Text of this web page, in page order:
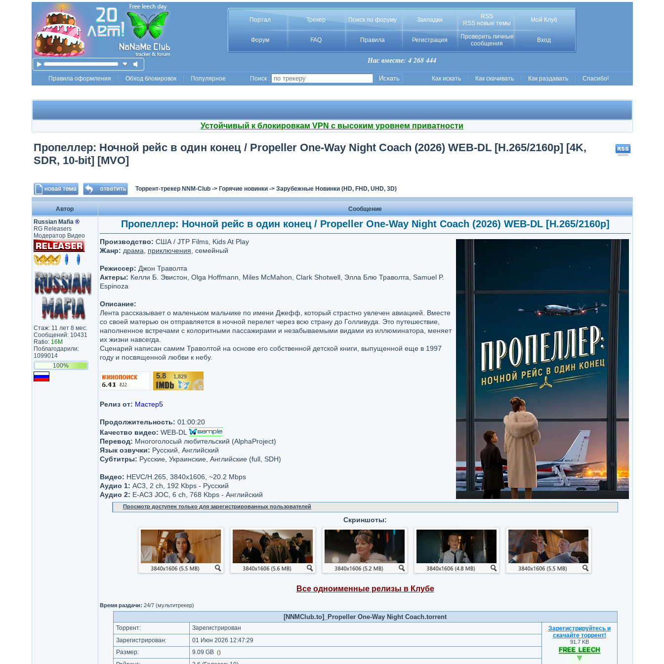
Портал Трекер Поиск по форуму Закладки
RSS
RSS новые темы
Мой Клуб
Форум FAQ Правила Регистрация
Проверить личные
сообщения
Вход
Нас вместе: 4 268 444
Правила оформления Обход блокировок Популярное Поиск : Как искать Как скачивать Как раздавать Спасибо!
Устойчивый к блокировкам VPN с высоким уровнем приватности
Пропеллер: Ночной рейс в один конец / Propeller One-Way Night Coach (2026) WEB-DL [H.265/2160p] [4K,
SDR, 10-bit] [MVO]
Торрент-трекер NNM-Club-> Горячие новинки-> Зарубежные Новинки (HD, FHD, UHD, 3D)
Автор
Сообщение
Russian Mafia ®
RG Releasers
Модератор Видео
Стаж: 11 лет 8 мес.
Сообщений: 10431
Ratio: 16M
Поблагодарили:
1099014
100%
Пропеллер: Ночной рейс в один конец / Propeller One-Way Night Coach (2026) WEB-DL [H.265/2160p]
Производство: США / JTP Films, Kids At Play
Жанр: драма приключения , семейный
Режиссер: Джон Траволта
Актеры: Келли Б. Эвистон, Olga Hoffmann, Miles McMahon, Clark Shotwell, Элла Блю Траволта, Samuel P.
Espinoza
Описание:
Лента рассказывает о маленьком мальчике по имени Джефф, который страстно увлечен авиацией. Вместе
со своей матерью он отправляется в ночной перелет через всю страну до Голливуда. Это путешествие,
наполненное встречами с колоритными пассажирами и незабываемыми видами из иллюминатора, меняет
их жизни навсегда.
Сценарий написан самим Траволтой на основе его собственной детской книги, выпущенной еще в 1997
году и посвященной любви к небу.
5.8/10 1,829
Релиз от: Мастер5
Продолжительность: 01:00:20
Качество видео: WEB-DL
Перевод: Многоголосый любительский (AlphaProject)
Язык озвучки: Русский, Английский
Субтитры: Русские, Украинские, Английские (full, SDH)
Видео: НЕVC/H.265, 3840x1606, ~20.2 Мbps
Аудио 1: AC3, 2 ch, 192 Kbps - Русский
Аудио 2: E-AC3 JOC, 6 ch, 768 Kbps - Английский
Просмотр доступен только для зарегистрированных пользователей
Скриншоты:
Все одноименные релизы в Клубе
Время раздачи: 24/7 (мультитрекер)
[NNMClub.to]_Propeller One-Way Night Coach.torrent
Торрент: Зарегистрирован
Зарегистрируйтесь и
скачайте торрент!
91.7 KB
Зарегистрирован:
01 Июн 2026 12:47:29
Размер:
9.09 GB ()